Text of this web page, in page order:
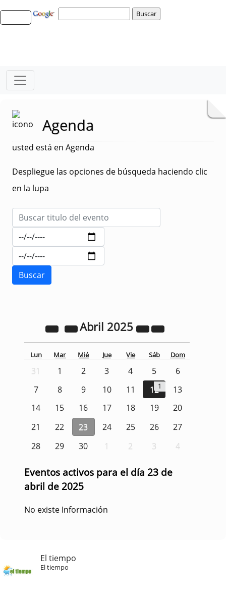
Agenda
usted está en Agenda
Despliegue las opciones de búsqueda haciendo clic
en la lupa
Abril 2025
Lun Mar Mié Jue Vie Sáb Dom
31 1 2 3 4 5
6
7
8 9 10 11 121
13
14
15 16 17 18 19
20
21
22 23 24 25 26
27
28
29 30 1 2 3 4
Eventos activos para el día 23 de
abril de 2025
No existe Información
El tiempo
El tiempo